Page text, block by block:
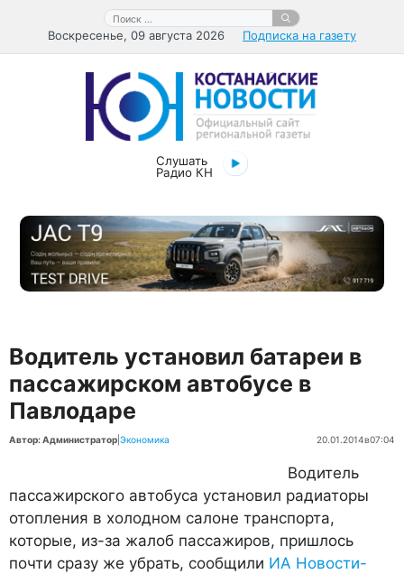
содержимому
Поиск:
Воскресенье, 09 августа 2026 Подписка на газету
Слушать
Радио КН
Водитель установил батареи в
пассажирском автобусе в
Павлодаре
Автор: Администратор Экономика 20.01.2014в07:04
Водитель
пассажирского автобуса установил радиаторы
отопления в холодном салоне транспорта,
которые, из-за жалоб пассажиров, пришлось
почти сразу же убрать, сообщили ИА Новости-